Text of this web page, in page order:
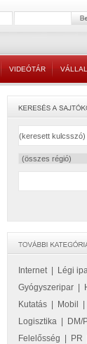
VIDEÓTÁR
Internet| Légi
Gyógyszeripar
Kutatás
Mobil
Logisztika
DM/
Felelősség
PR